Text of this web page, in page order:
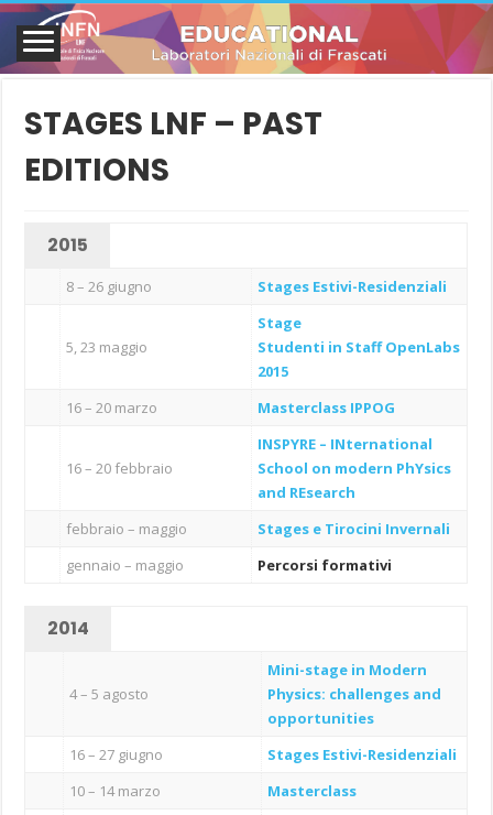
STAGES LNF – PAST
EDITIONS
2015
8 – 26 giugno Stages Estivi-Residenziali
5, 23 maggio
Stage
Studenti in Staff OpenLabs
2015
16 – 20 marzo
Masterclass IPPOG
16 – 20 febbraio
INSPYRE – INternational
School on modern PhYsics
and REsearch
febbraio – maggio
Stages e Tirocini Invernali
gennaio – maggio
Percorsi formativi
2014
4 – 5 agosto
Mini-stage in Modern
Physics: challenges and
opportunities
16 – 27 giugno
Stages Estivi-Residenziali
10 – 14 marzo
Masterclass